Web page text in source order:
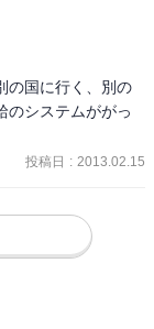
の国に行く、別の
のシステムががっ
投稿日 : 2013.02.15